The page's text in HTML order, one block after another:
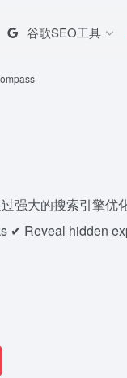
谷歌SEO工具
强大的搜索引擎
✔ Reveal hidden